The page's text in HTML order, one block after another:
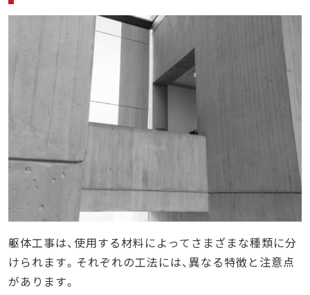
躯体工事は、使用する材料によってさまざまな種類に分
けられます。それぞれの工法には、異なる特徴と注意点
があります。